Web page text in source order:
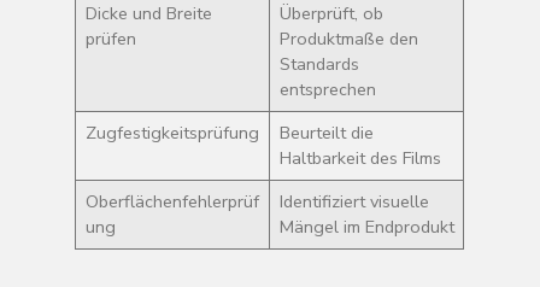
Dicke und Breite
prüfen
Überprüft, ob
Produktmaße den
Standards
entsprechen
Zugfestigkeitsprüfung
Beurteilt die
Haltbarkeit des Films
Oberflächenfehlerprüf
ung
Identifiziert visuelle
Mängel im Endprodukt